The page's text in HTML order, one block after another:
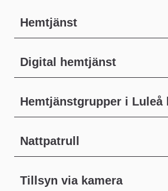
Hemtjänst
Digital hemtjänst
Hemtjänstgrupper i Luleå
Nattpatrull
Tillsyn via kamera